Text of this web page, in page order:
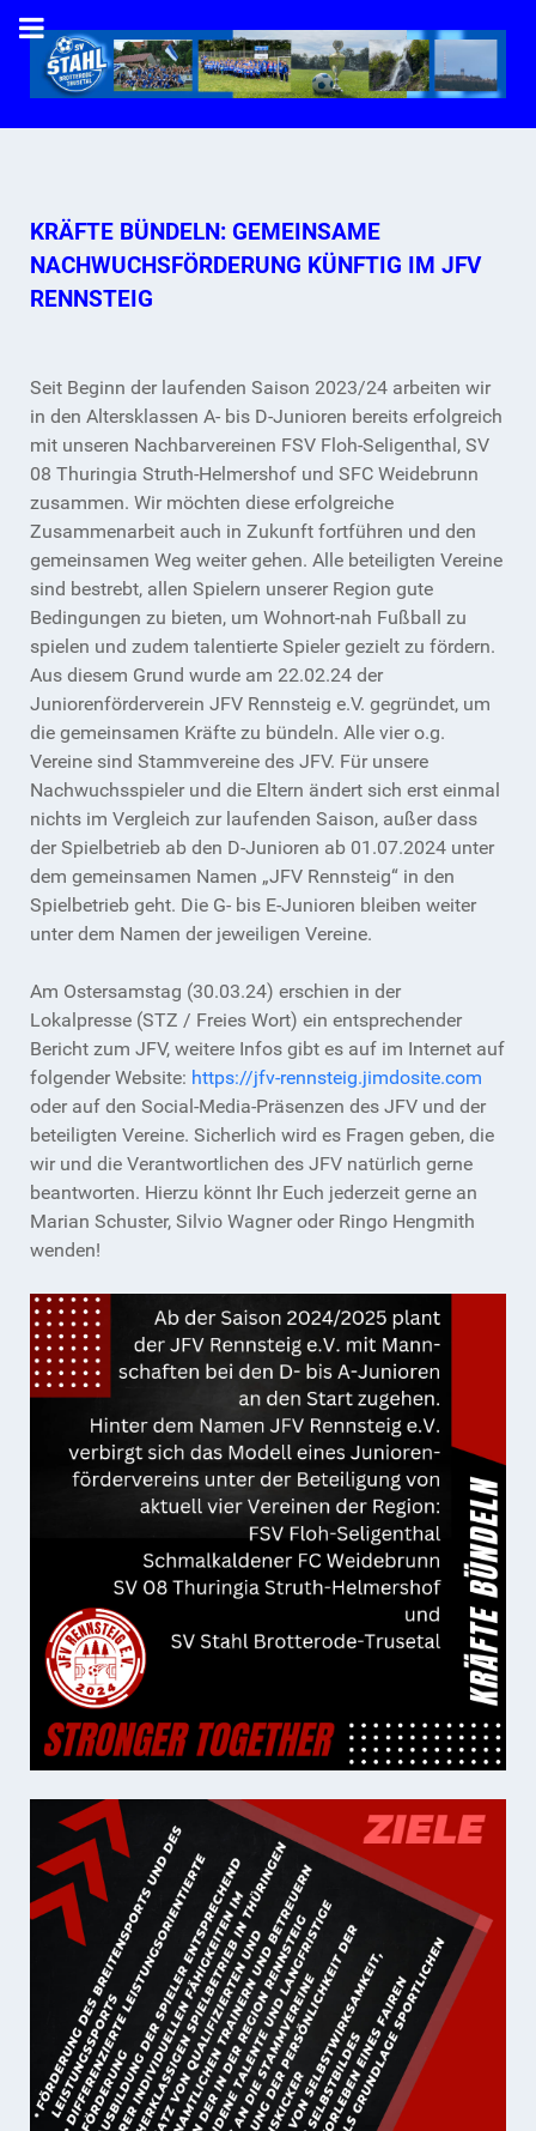
KRÄFTE BÜNDELN: GEMEINSAME
NACHWUCHSFÖRDERUNG KÜNFTIG IM JFV
RENNSTEIG
Seit Beginn der laufenden Saison 2023/24 arbeiten wir
in den Altersklassen A- bis D-Junioren bereits erfolgreich
mit unseren Nachbarvereinen FSV Floh-Seligenthal, SV
08 Thuringia Struth-Helmershof und SFC Weidebrunn
zusammen. Wir möchten diese erfolgreiche
Zusammenarbeit auch in Zukunft fortführen und den
gemeinsamen Weg weiter gehen. Alle beteiligten Vereine
sind bestrebt, allen Spielern unserer Region gute
Bedingungen zu bieten, um Wohnort-nah Fußball zu
spielen und zudem talentierte Spieler gezielt zu fördern.
Aus diesem Grund wurde am 22.02.24 der
Juniorenförderverein JFV Rennsteig e.V. gegründet, um
die gemeinsamen Kräfte zu bündeln. Alle vier o.g.
Vereine sind Stammvereine des JFV. Für unsere
Nachwuchsspieler und die Eltern ändert sich erst einmal
nichts im Vergleich zur laufenden Saison, außer dass
der Spielbetrieb ab den D-Junioren ab 01.07.2024 unter
dem gemeinsamen Namen „JFV Rennsteig“ in den
Spielbetrieb geht. Die G- bis E-Junioren bleiben weiter
unter dem Namen der jeweiligen Vereine.
Am Ostersamstag (30.03.24) erschien in der
Lokalpresse (STZ / Freies Wort) ein entsprechender
Bericht zum JFV, weitere Infos gibt es auf im Internet auf
folgender Website: https://jfv-rennsteig.jimdosite.com
oder auf den Social-Media-Präsenzen des JFV und der
beteiligten Vereine. Sicherlich wird es Fragen geben, die
wir und die Verantwortlichen des JFV natürlich gerne
beantworten. Hierzu könnt Ihr Euch jederzeit gerne an
Marian Schuster, Silvio Wagner oder Ringo Hengmith
wenden!